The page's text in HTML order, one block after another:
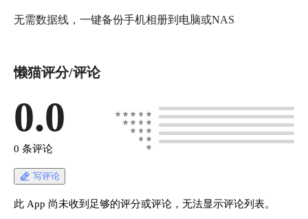
懒猫评分/评论
0.0
0 条评论
写评论
此 App 尚未收到足够的评分或评论，无法显示评论列表。